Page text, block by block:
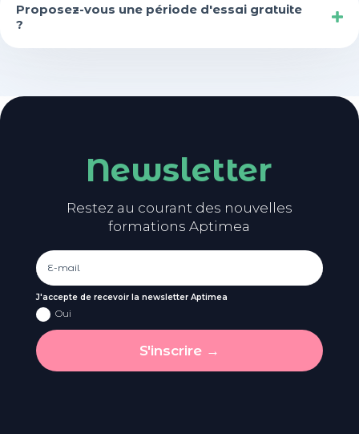
Proposez-vous une période d'essai gratuite
?
Newsletter
Restez au courant des nouvelles
formations Aptimea
J'accepte de recevoir la newsletter Aptimea
Oui
S'inscrire →